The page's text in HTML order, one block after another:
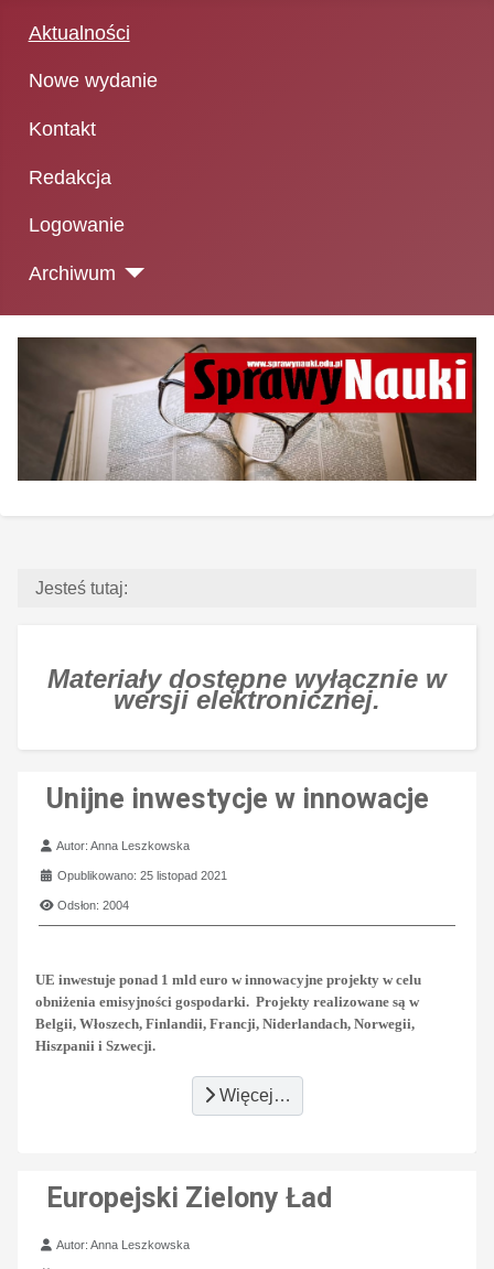
Aktualności
Nowe wydanie
Kontakt
Redakcja
Logowanie
Archiwum
Jesteś tutaj:
Materiały dostępne wyłącznie w
wersji elektronicznej.
Unijne inwestycje w innowacje
Szczegóły
Autor:Anna Leszkowska
Opublikowano: 25 listopad 2021
Odsłon: 2004
UE inwestuje ponad 1 mld euro w innowacyjne projekty w celu
obniżenia emisyjności gospodarki. Projekty realizowane są w
Belgii, Włoszech, Finlandii, Francji, Niderlandach, Norwegii,
Hiszpanii i Szwecji.
Więcej…
Europejski Zielony Ład
Szczegóły
Autor:Anna Leszkowska